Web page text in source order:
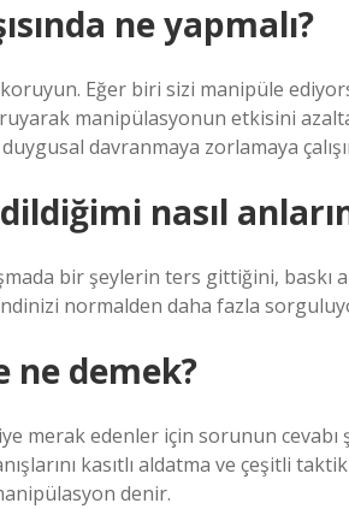
ne yapmalı?
Eğer biri sizi manipüle
manipülasyonun etkisini
davranmaya zorlamaya
nasıl
bir şeylerin ters gittiğini, baskı
normalden daha fazla
ne demek?
merak edenler için sorunun cevabı
kasıtlı aldatma ve çeşitli
denir.